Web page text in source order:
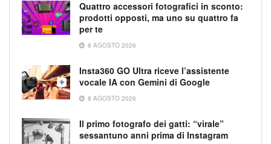
Quattro accessori fotografici in sconto:
prodotti opposti, ma uno su quattro fa
per te
8 AGOSTO 2026
Insta360 GO Ultra riceve l’assistente
vocale IA con Gemini di Google
8 AGOSTO 2026
Il primo fotografo dei gatti: “virale”
sessantuno anni prima di Instagram